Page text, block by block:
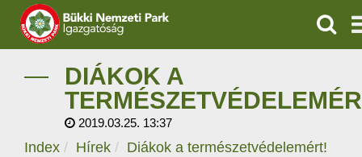
IGAZGATÓSÁG
TERMÉSZETVÉDELEM
VÍZVÉDELEM
DIÁKOK A
2019.03.25. 13:37
Index Hírek Diákok a természetvédelemért!